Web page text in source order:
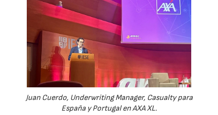
Juan Cuerdo, Underwriting Manager, Casualty para
España y Portugal en AXA XL.